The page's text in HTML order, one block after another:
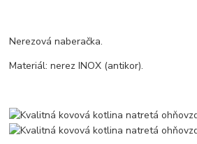
Nerezová naberačka.
Materiál: nerez INOX (antikor).